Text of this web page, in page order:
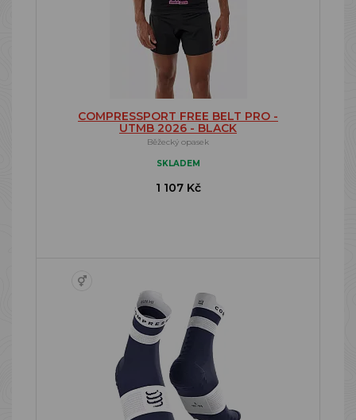
COMPRESSPORT FREE BELT PRO -
UTMB 2026 - BLACK
Běžecký opasek
SKLADEM
1 107 Kč